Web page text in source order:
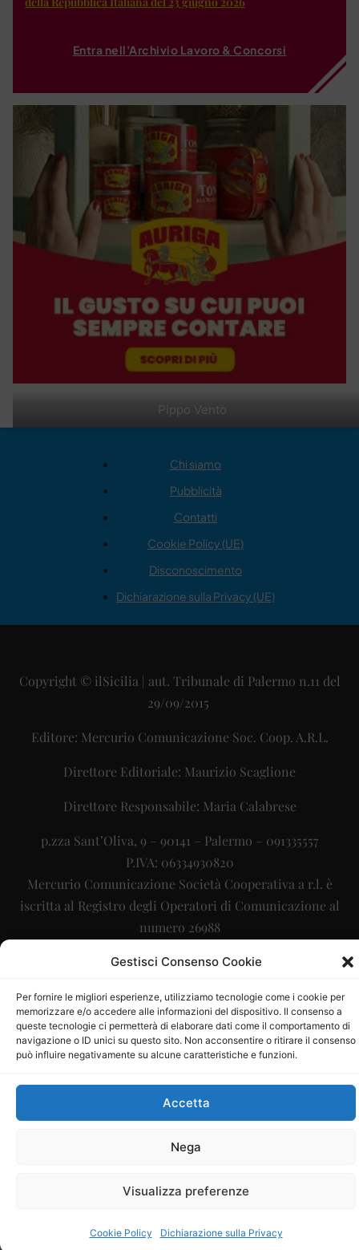
Gestisci Consenso Cookie
Per fornire le migliori esperienze, utilizziamo tecnologie come i cookie per
memorizzare e/o accedere alle informazioni del dispositivo. Il consenso a
queste tecnologie ci permetterà di elaborare dati come il comportamento di
navigazione o ID unici su questo sito. Non acconsentire o ritirare il consenso
può influire negativamente su alcune caratteristiche e funzioni.
Accetta
Nega
Visualizza preferenze
Cookie Policy Dichiarazione sulla Privacy
Pippo Vento
Entra nell'Archivio Lavoro & Concorsi
Chi siamo
Pubblicità
Contatti
Cookie Policy (UE)
Disconoscimento
Dichiarazione sulla Privacy (UE)
Copyright © ilSicilia | aut. Tribunale di Palermo n.11 del
29/09/2015
Editore: Mercurio Comunicazione Soc. Coop. A.R.L.
Direttore Editoriale: Maurizio Scaglione
Direttore Responsabile: Maria Calabrese
p.zza Sant’Oliva, 9 – 90141 – Palermo – 091335557
P.IVA: 06334930820
Mercurio Comunicazione Società Cooperativa a r.l. è
iscritta al Registro degli Operatori di Comunicazione al
numero 26988
Sito gestito daLa Digitale srl–info@ladigitale.it